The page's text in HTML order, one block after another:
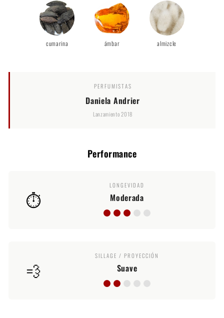
cumarina ámbar almizcle
PERFUMISTAS
Daniela Andrier
Lanzamiento 2018
Performance
⏱️
LONGEVIDAD
Moderada
💨
SILLAGE / PROYECCIÓN
Suave